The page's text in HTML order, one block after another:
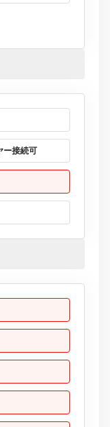
ー接続可